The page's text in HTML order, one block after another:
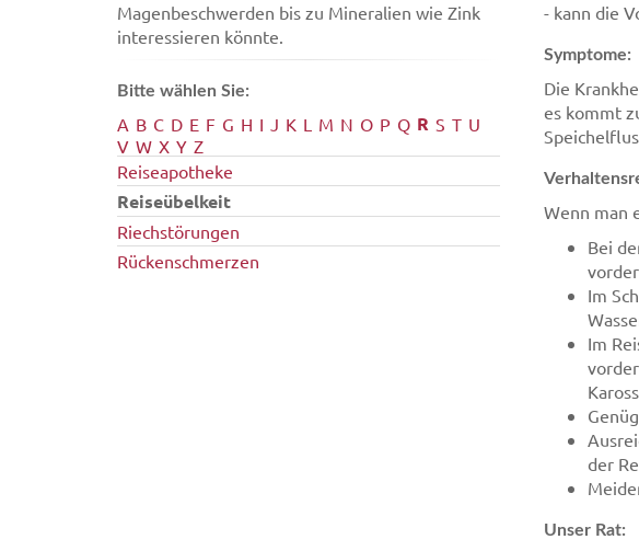
Magenbeschwerden bis zu Mineralien wie Zink
interessieren könnte.
Bitte wählen Sie:
A B C D E F G H I J K L M N O P Q R S T U
V W X Y Z
Reiseapotheke
Reiseübelkeit
Riechstörungen
Rückenschmerzen
- kann die
Symptome:
Die
es kommt
Wenn man
Bei
Im
Im
der
Unser Rat: